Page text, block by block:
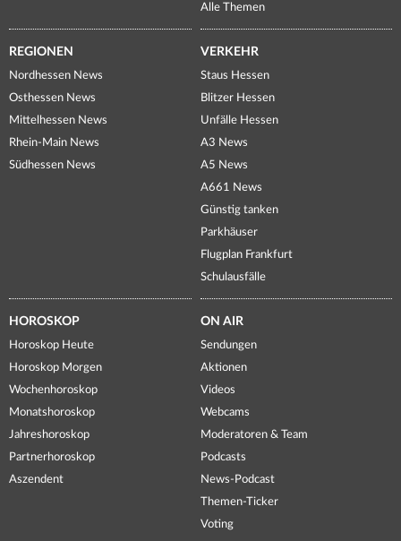
Alle Themen
REGIONEN
Nordhessen News
Osthessen News
Mittelhessen News
Rhein-Main News
Südhessen News
VERKEHR
Staus Hessen
Blitzer Hessen
Unfälle Hessen
A3 News
A5 News
A661 News
Günstig tanken
Parkhäuser
Flugplan Frankfurt
Schulausfälle
HOROSKOP
Horoskop Heute
Horoskop Morgen
Wochenhoroskop
Monatshoroskop
Jahreshoroskop
Partnerhoroskop
Aszendent
ON AIR
Sendungen
Aktionen
Videos
Webcams
Moderatoren & Team
Podcasts
News-Podcast
Themen-Ticker
Voting